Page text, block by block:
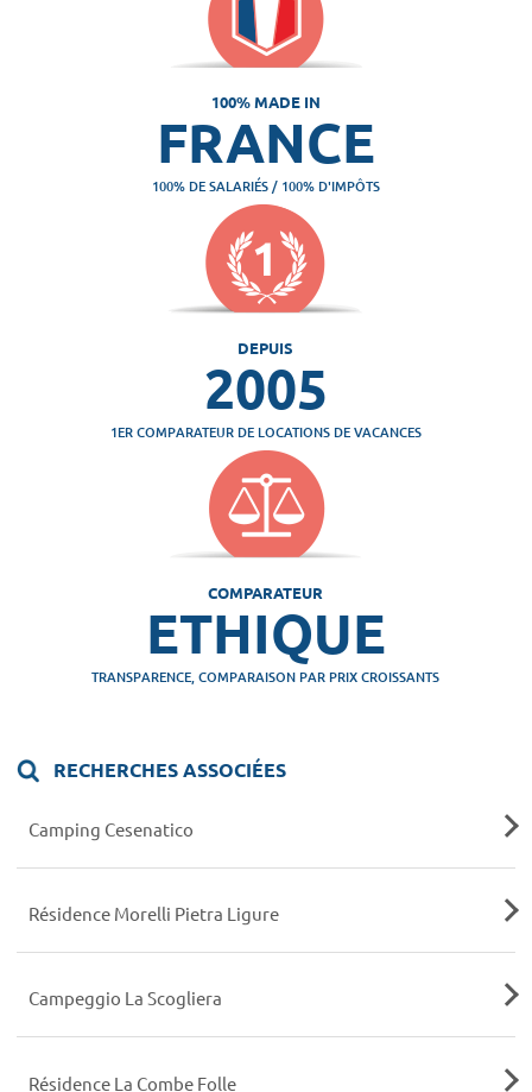
100% MADE IN
FRANCE
100% DE SALARIÉS / 100% D'IMPÔTS
DEPUIS
2005
1ER COMPARATEUR DE LOCATIONS DE VACANCES
COMPARATEUR
ETHIQUE
TRANSPARENCE, COMPARAISON PAR PRIX CROISSANTS
RECHERCHES ASSOCIÉES
Camping Cesenatico
Résidence Morelli Pietra Ligure
Campeggio La Scogliera
Résidence La Combe Folle